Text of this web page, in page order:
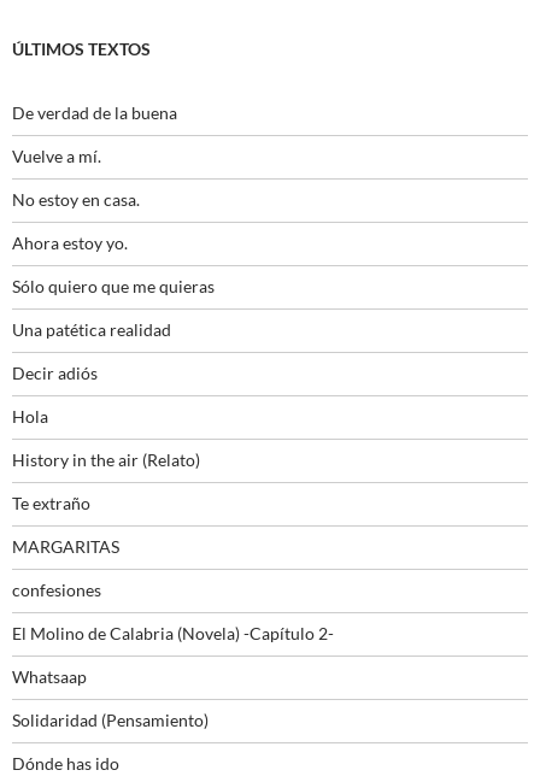
ÚLTIMOS TEXTOS
De verdad de la buena
Vuelve a mí.
No estoy en casa.
Ahora estoy yo.
Sólo quiero que me quieras
Una patética realidad
Decir adiós
Hola
History in the air (Relato)
Te extraño
MARGARITAS
confesiones
El Molino de Calabria (Novela) -Capítulo 2-
Whatsaap
Solidaridad (Pensamiento)
Dónde has ido